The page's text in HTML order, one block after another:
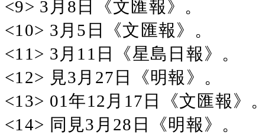
<9> 3月8日《文匯報》。
<10> 3月5日《文匯報》。
<11> 3月11日《星島日報》。
<12> 見3月27日《明報》。
<13> 01年12月17日《文匯報》
<14> 同見3月28日《明報》。